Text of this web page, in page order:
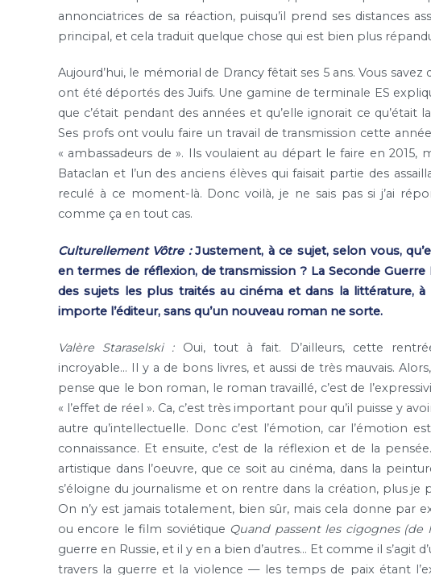
annonciatrices de sa réaction, puisqu’il prend ses distances
principal, et cela traduit quelque chose qui est bien plus
Aujourd’hui, le mémorial de Drancy fêtait ses 5 ans. Vous
ont été déportés des Juifs. Une gamine de terminale ES
que c’était pendant des années et qu’elle ignorait ce
Ses profs ont voulu faire un travail de transmission cette
« ambassadeurs de ». Ils voulaient au départ le faire en 2015,
Bataclan et l’un des anciens élèves qui faisait partie des
reculé à ce moment-là. Donc voilà, je ne sais pas si j’ai
comme ça en tout cas.
Culturellement Vôtre :Justement, à ce sujet, selon vous,
en termes de réflexion, de transmission ? La Seconde Guerre
des sujets les plus traités au cinéma et dans la littérature,
importe l’éditeur, sans qu’un nouveau roman ne sorte.
Valère Staraselski :Oui, tout à fait. D’ailleurs, cette
incroyable… Il y a de bons livres, et aussi de très mauvais.
pense que le bon roman, le roman travaillé, c’est de
« l’effet de réel ». Ca, c’est très important pour qu’il puisse y
autre qu’intellectuelle. Donc c’est l’émotion, car l’émotion
connaissance. Et ensuite, c’est de la réflexion et de la
artistique dans l’oeuvre, que ce soit au cinéma, dans la
s’éloigne du journalisme et on rentre dans la création, plus je
On n’y est jamais totalement, bien sûr, mais cela donne par
ou encore le film soviétique Quand passent les cigognes (de
guerre en Russie, et il y en a bien d’autres… Et comme il s’agit
travers la guerre et la violence — les temps de paix étant